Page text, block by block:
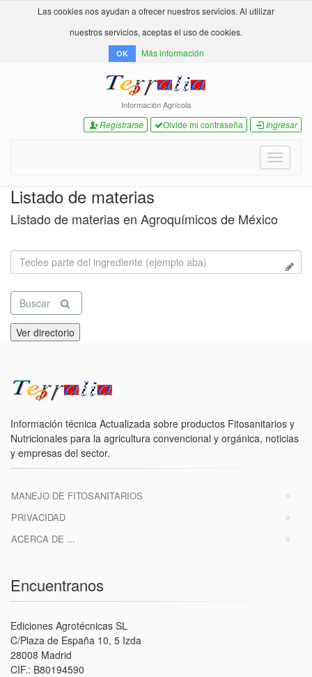
Las cookies nos ayudan a ofrecer nuestros servicios. Al utilizar
nuestros servicios, aceptas el uso de cookies.
OK Más información
Información Agrícola
Registrarse Olvide mi contraseña Ingresar
Toggle
Listado de materias
Listado de materias en Agroquímicos de México
Buscar
Ver directorio
Información técnica Actualizada sobre productos Fitosanitarios y
Nutricionales para la agricultura convencional y orgánica, noticias
y empresas del sector.
MANEJO DE FITOSANITARIOS
PRIVACIDAD
ACERCA DE ...
Encuentranos
Ediciones Agrotécnicas SL
C/Plaza de España 10, 5 Izda
28008 Madrid
CIF.: B80194590